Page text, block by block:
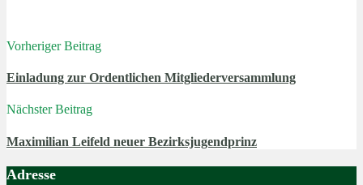
Vorheriger Beitrag
Einladung zur Ordentlichen Mitgliederversammlung
Nächster Beitrag
Maximilian Leifeld neuer Bezirksjugendprinz
Adresse